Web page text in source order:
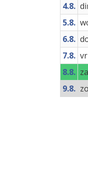
4.8.
5.8.
6.8.
7.8.
8.8.
9.8.